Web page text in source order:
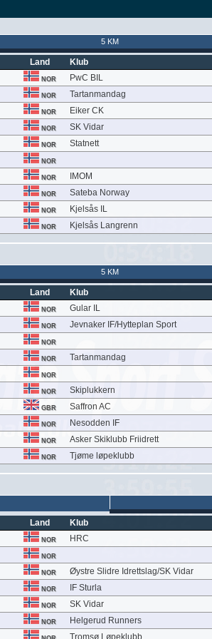
5 KM
Land Klub
NOR PwC BIL
NOR Tartanmandag
NOR Eiker CK
NOR SK Vidar
NOR Statnett
NOR
NOR IMOM
NOR Sateba Norway
NOR Kjelsås IL
NOR Kjelsås Langrenn
5 KM
Land Klub
NOR Gular IL
NOR Jevnaker IF/Hytteplan Sport
NOR
NOR Tartanmandag
NOR
NOR Skiplukkern
GBR Saffron AC
NOR Nesodden IF
NOR Asker Skiklubb Friidrett
NOR Tjøme løpeklubb
Land Klub
NOR HRC
NOR
NOR Øystre Slidre Idrettslag/SK Vidar
NOR IF Sturla
NOR SK Vidar
NOR Helgerud Runners
Tromsø Løpeklubb